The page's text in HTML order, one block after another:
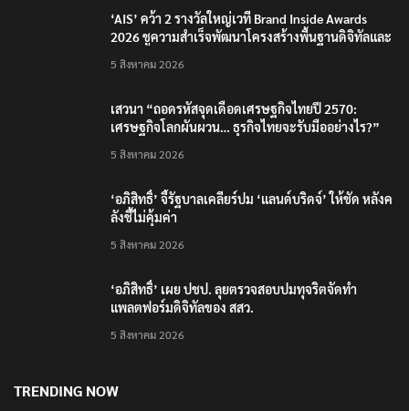
‘AIS’ คว้า 2 รางวัลใหญ่เวที Brand Inside Awards
2026 ชูความสำเร็จพัฒนาโครงสร้างพื้นฐานดิจิทัลและ
5 สิงหาคม 2026
เสวนา “ถอดรหัสจุดเดือดเศรษฐกิจไทยปี 2570:
เศรษฐกิจโลกผันผวน… ธุรกิจไทยจะรับมืออย่างไร?”
5 สิงหาคม 2026
‘อภิสิทธิ์’ จี้รัฐบาลเคลียร์ปม ‘แลนด์บริดจ์’ ให้ชัด หลังค
ลังชี้ไม่คุ้มค่า
5 สิงหาคม 2026
‘อภิสิทธิ์’ เผย ปชป. ลุยตรวจสอบปมทุจริตจัดทำ
แพลตฟอร์มดิจิทัลของ สสว.
5 สิงหาคม 2026
TRENDING NOW